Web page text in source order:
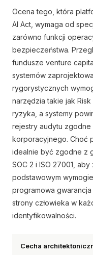
Ocena tego, która
AI Act, wymaga od
zarówno funkcji
bezpieczeństwa.
fundusze venture
systemów
rygorystycznych
narzędzia takie jak
ryzyka, a systemy
rejestry audytu zgodne
korporacyjnego. Choć
idealnie być zgodne z
SOC 2 i ISO 27001,
podstawowym
programowa
strony człowieka w
identyfikowalności.
Cecha